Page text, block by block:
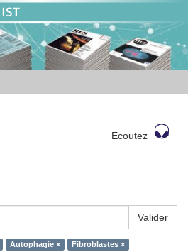
Ecoutez
Valider
Autophagie ×
Fibroblastes ×